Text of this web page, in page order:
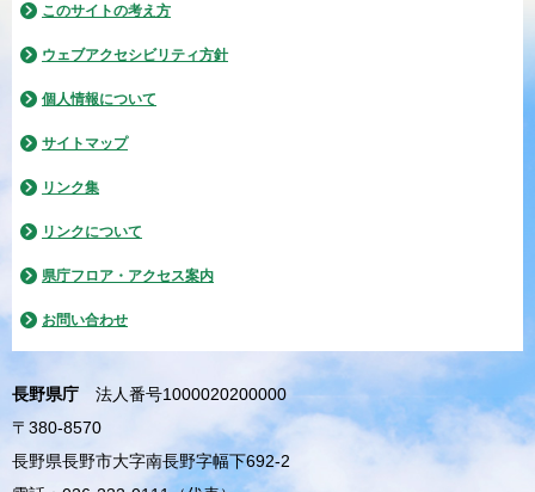
このサイトの考え方
ウェブアクセシビリティ方針
個人情報について
サイトマップ
リンク集
リンクについて
県庁フロア・アクセス案内
お問い合わせ
長野県庁
法人番号1000020200000
〒380-8570
長野県長野市大字南長野字幅下692-2